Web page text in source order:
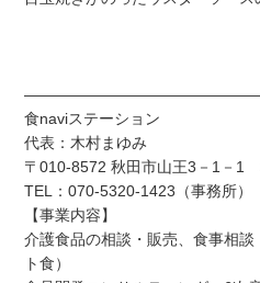
食naviステーション
代表：木村まゆみ
〒010-8572 秋田市山王3－1－1
TEL：070-5320-1423（事務所
【事業内容】
介護食品の相談・販売、食事相
ト食）